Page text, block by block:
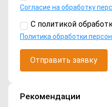
Согласие на обработку
С политикой
Политика обработки
Отправить заявку
Рекомендации